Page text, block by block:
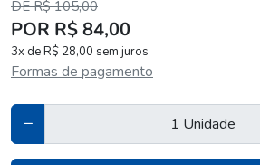
DE R$ 105,00
POR R$ 84,00
3x de R$ 28,00 sem juros
Formas de pagamento